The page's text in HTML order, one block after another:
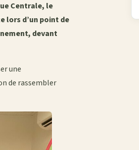
Centrale, le
lors d’un point de
devant
une
de rassembler